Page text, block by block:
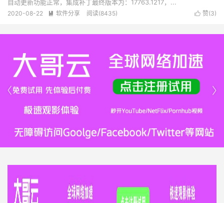
自动更新功能正常，集成补丁最终版本为：17763.1217，...
 赞(3)
2020-08-22  软件分享 阅读(8435)

